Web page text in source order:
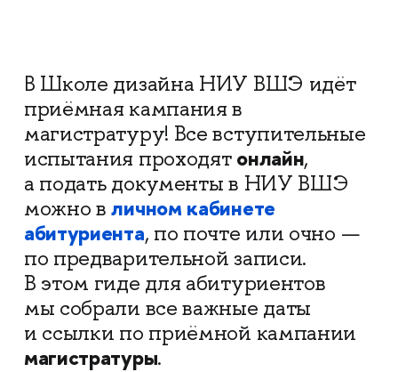
В Школе дизайна НИУ ВШЭ идёт
приёмная кампания в
магистратуру! Все вступительные
испытания проходят онлайн,
а подать документы в НИУ ВШЭ
можно вличном кабинете
абитуриента, по почте или очно —
по предварительной записи.
В этом гиде для абитуриентов
мы собрали все важные даты
и ссылки по приёмной кампании
магистратуры.